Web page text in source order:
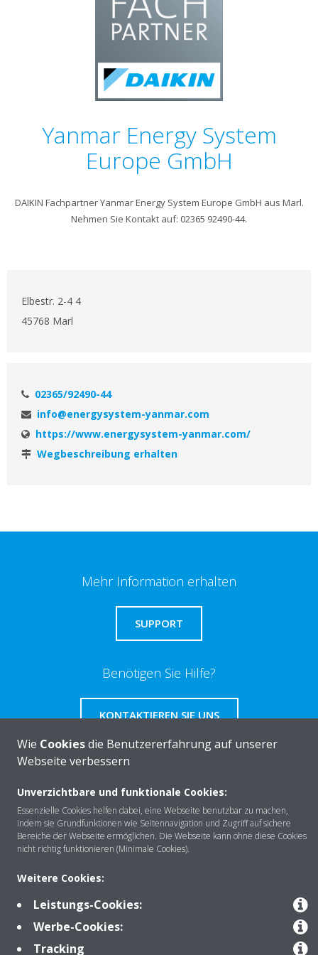
Yanmar Energy System
Europe GmbH
DAIKIN Fachpartner Yanmar Energy System Europe GmbH aus Marl.
Nehmen Sie Kontakt auf: 02365 92490-44.
Elbestr. 2-4 4
45768 Marl
02365/92490-44
info@energysystem-yanmar.com
https://www.energysystem-yanmar.com/
Wegbeschreibung erhalten
Mehr Information erhalten
SUPPORT
Benötigen Sie Hilfe?
KONTAKTIEREN SIE UNS
Über DAIKIN
Anwendungsbereiche
Kontakt
Wie Cookiesdie Benutzererfahrung auf unserer
Webseite verbessern
Unverzichtbare und funktionale Cookies:
Essenzielle Cookies helfen dabei, eine Webseite benutzbar zu machen,
indem sie Grundfunktionen wie Seitennavigation und Zugriff auf sichere
Bereiche der Webseite ermöglichen. Die Webseite kann ohne diese Cookies
nicht richtig funktionieren (Minimale Cookies).
Weitere Cookies:
Leistungs-Cookies:
Werbe-Cookies:
Tracking